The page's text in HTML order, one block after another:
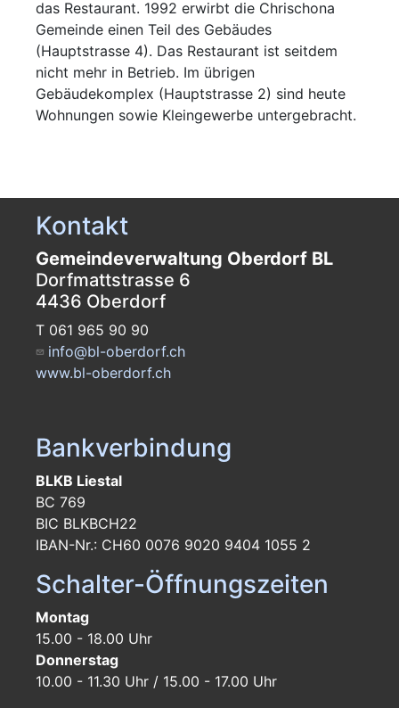
das Restaurant. 1992 erwirbt die Chrischona
Gemeinde einen Teil des Gebäudes
(Hauptstrasse 4). Das Restaurant ist seitdem
nicht mehr in Betrieb. Im übrigen
Gebäudekomplex (Hauptstrasse 2) sind heute
Wohnungen sowie Kleingewerbe untergebracht.
Kontakt
Gemeindeverwaltung Oberdorf BL
Dorfmattstrasse 6
4436 Oberdorf
T 061 965 90 90
info@bl-oberdorf.ch
www.bl-oberdorf.ch
Bankverbindung
BLKB Liestal
BC 769
BIC BLKBCH22
IBAN-Nr.: CH60 0076 9020 9404 1055 2
Schalter-Öffnungszeiten
Montag
15.00 - 18.00 Uhr
Donnerstag
10.00 - 11.30 Uhr / 15.00 - 17.00 Uhr